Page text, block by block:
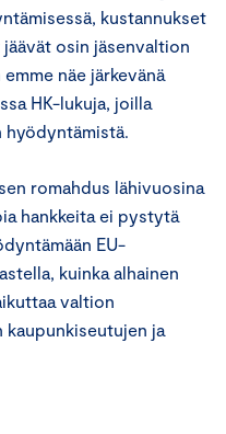
kustannukset
osin jäsenvaltion
näe järkevänä
HK-lukuja, joilla
hyödyntämistä.
romahdus lähivuosina
hankkeita ei pystytä
EU-
kuinka alhainen
valtion
ja